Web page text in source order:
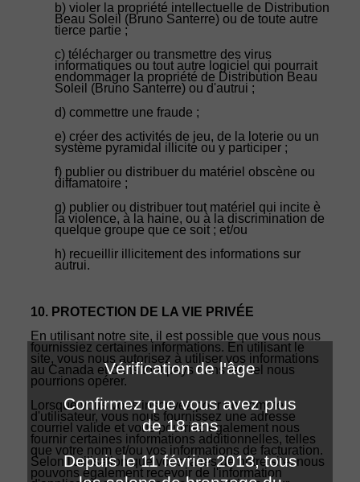
b) violer la propriété intellectuelle de Distribution
Beau Soleil (Bruno Santerre) ou de toute autre
tierce partie ;
c) télécharger ou transmettre des virus
informatiques ou tout autre logiciel qui pourrait
endommager la propriété de Distribution Beau
Soleil (Bruno Santerre) ou d'autrui ;
d) commettre une fraude ;
e) créer des activités de jeu, de la loterie ou un
système pyramidal illicite ou y participer ;
f) publier ou distribuer du matériel obscène ou
diffamatoire ;
g) publier ou distribuer tout matériel qui incite è
la violence, à la haine, ou à la discrimination de
quelque groupe que ce soit ; et/ou
h) recueillir illicitement des informations sur
autrui.
10. PROTECTION DE LA VIE PRIVÉE
En utilisant notre site, il est possible que vous nous
fournissiez certaines informations. En utilisant le
site, vous nous autorisez à utiliser vos informations
au Canada et dans tout pays dans lequel nous
pourrions opérer.
Lorsque vous vous inscrivez pour un compte
d'utilisateur, vous nous fournissez une adresse
courriel valide et vous pourriez également nous
fournir certaines informations additionnelles, telles
que votre nom et/ou vos informations de facturation.
Selon l'utilisation que vous faites de notre site, nous
pouvons également recevoir de l'information
Vérification de l'âge
Confirmez que vous avez plus
de 18 ans
Depuis le 11 février 2013, tous